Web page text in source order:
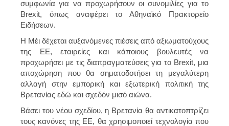
συμφωνία για να προχωρήσουν οι συνομιλίες για το
Brexit, όπως αναφέρει το Αθηναϊκό Πρακτορείο
Ειδήσεων.
Η Μέι δέχεται αυξανόμενες πιέσεις από αξιωματούχους
της ΕΕ, εταιρείες και κάποιους βουλευτές να
προχωρήσει με τις διαπραγματεύσεις για το Brexit, μια
αποχώρηση που θα σηματοδοτήσει τη μεγαλύτερη
αλλαγή στην εμπορική και εξωτερική πολιτική της
Βρετανίας εδώ και σχεδόν μισό αιώνα.
Βάσει του νέου σχεδίου, η Βρετανία θα αντικατοπτρίζει
τους κανόνες της ΕΕ, θα χρησιμοποιεί τεχνολογία που